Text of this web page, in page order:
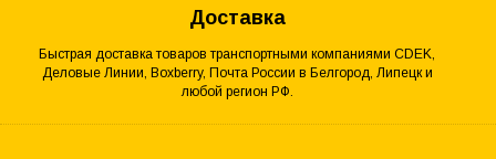
Доставка
Быстрая доставка товаров транспортными компаниями CDEK,
Деловые Линии, Boxberry, Почта России в Белгород, Липецк и
любой регион РФ.